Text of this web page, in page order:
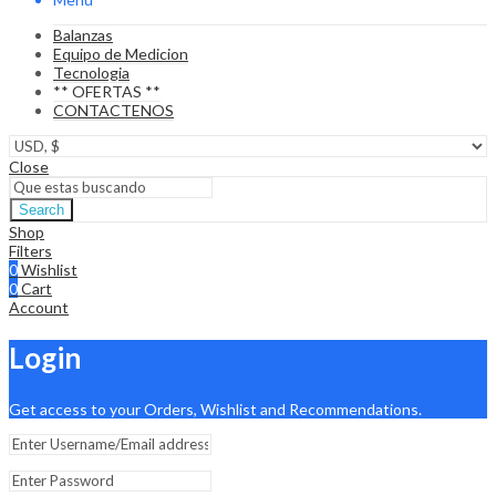
Balanzas
Equipo de Medicion
Tecnologia
** OFERTAS **
CONTACTENOS
Close
Search
Shop
Filters
0Wishlist
0Cart
Account
Login
Get access to your Orders, Wishlist and Recommendations.